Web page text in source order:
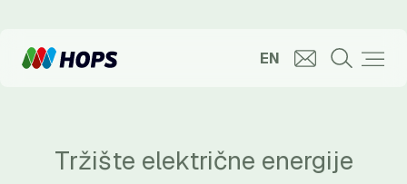
EN
Tržište električne energije